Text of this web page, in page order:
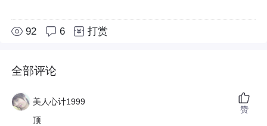
92 6 打赏
全部评论
美人心计1999
顶
赞